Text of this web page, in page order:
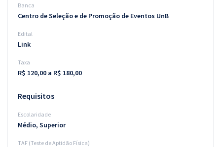
Banca
Centro de Seleção e de Promoção de Eventos UnB
Edital
Link
Taxa
R$ 120,00 a R$ 180,00
Requisitos
Escolaridade
Médio, Superior
TAF (Teste de Aptidão Física)